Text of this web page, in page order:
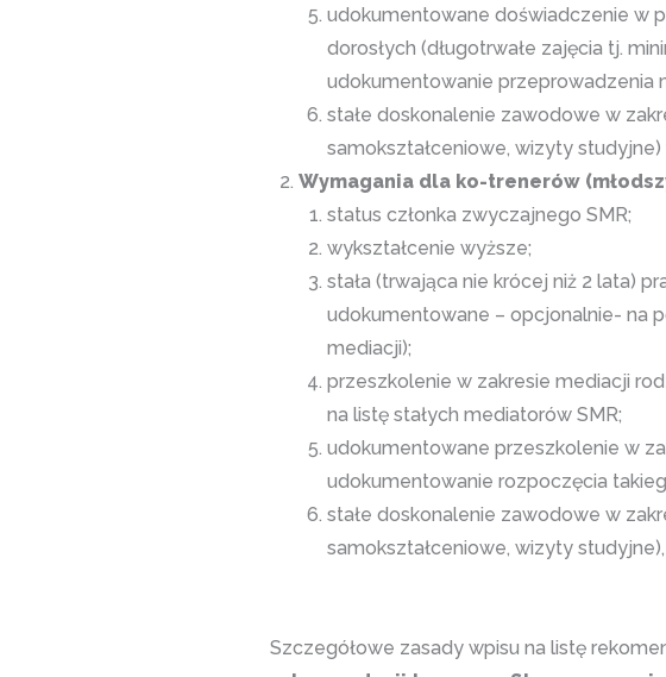
udokumentowane doświadczenie w
dorosłych (długotrwałe zajęcia tj.
udokumentowanie przeprowadzenia
stałe doskonalenie zawodowe w
samokształceniowe, wizyty
Wymagania dla ko-trenerów
status członka zwyczajnego SMR;
wykształcenie wyższe;
stała (trwająca nie krócej niż 2 lata)
udokumentowane – opcjonalnie- na
mediacji);
przeszkolenie w zakresie mediacji
na listę stałych mediatorów SMR;
udokumentowane przeszkolenie w
udokumentowanie rozpoczęcia
stałe doskonalenie zawodowe w
samokształceniowe, wizyty
Szczegółowe zasady wpisu na listę